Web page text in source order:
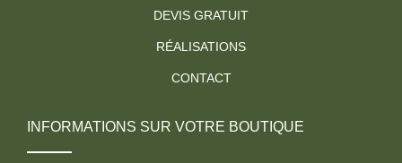
DEVIS GRATUIT
RÉALISATIONS
CONTACT
INFORMATIONS SUR VOTRE BOUTIQUE